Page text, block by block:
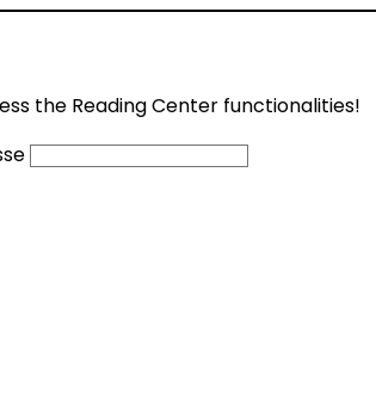
the Reading Center functionalities!